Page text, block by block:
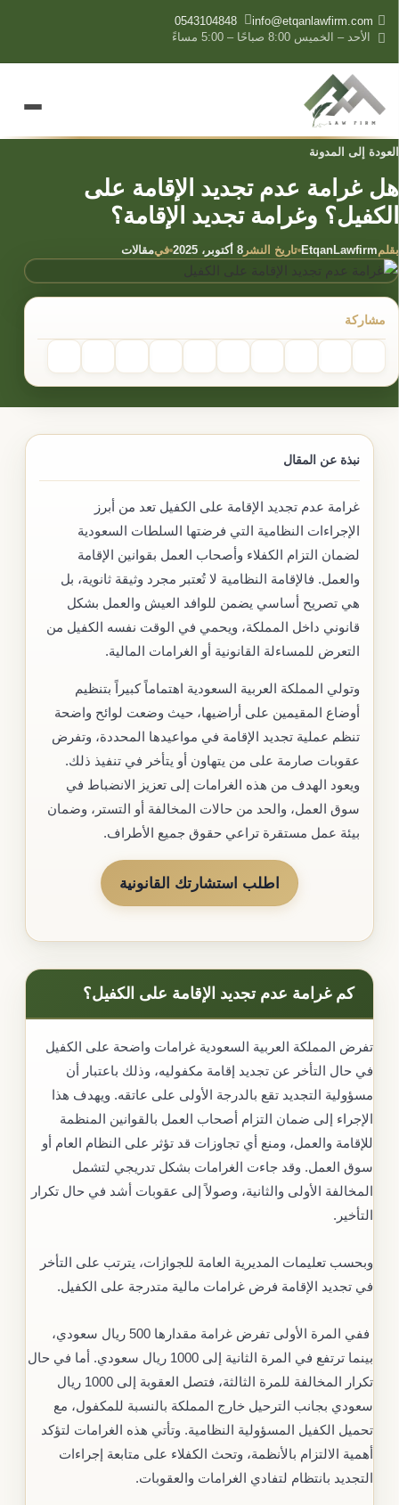
info@etqanlawfirm.com
0543104848
الأحد – الخميس 8:00 صباحًا – 5:00 مساءً
العودة إلى المدونة
هل غرامة عدم تجديد الإقامة على
الكفيل؟ وغرامة تجديد الإقامة؟
بقلمEtqanLawfirm تاريخ النشر 8 أكتوبر، 2025 فيمقالات
مشاركة
نبذة عن المقال
غرامة عدم تجديد الإقامة على الكفيل تعد من أبرز
الإجراءات النظامية التي فرضتها السلطات السعودية
لضمان التزام الكفلاء وأصحاب العمل بقوانين الإقامة
والعمل. فالإقامة النظامية لا تُعتبر مجرد وثيقة ثانوية، بل
هي تصريح أساسي يضمن للوافد العيش والعمل بشكل
قانوني داخل المملكة، ويحمي في الوقت نفسه الكفيل من
التعرض للمساءلة القانونية أو الغرامات المالية.
وتولي المملكة العربية السعودية اهتماماً كبيراً بتنظيم
أوضاع المقيمين على أراضيها، حيث وضعت لوائح واضحة
تنظم عملية تجديد الإقامة في مواعيدها المحددة، وتفرض
عقوبات صارمة على من يتهاون أو يتأخر في تنفيذ ذلك.
ويعود الهدف من هذه الغرامات إلى تعزيز الانضباط في
سوق العمل، والحد من حالات المخالفة أو التستر، وضمان
بيئة عمل مستقرة تراعي حقوق جميع الأطراف.
اطلب استشارتك القانونية
كم غرامة عدم تجديد الإقامة على الكفيل؟
تفرض المملكة العربية السعودية غرامات واضحة على الكفيل
في حال التأخر عن تجديد إقامة مكفوليه، وذلك باعتبار أن
مسؤولية التجديد تقع بالدرجة الأولى على عاتقه. ويهدف هذا
الإجراء إلى ضمان التزام أصحاب العمل بالقوانين المنظمة
للإقامة والعمل، ومنع أي تجاوزات قد تؤثر على النظام العام أو
سوق العمل. وقد جاءت الغرامات بشكل تدريجي لتشمل
المخالفة الأولى والثانية، وصولاً إلى عقوبات أشد في حال تكرار
التأخير.
وبحسب تعليمات المديرية العامة للجوازات، يترتب على التأخر
في تجديد الإقامة فرض غرامات مالية متدرجة على الكفيل.
ففي المرة الأولى تفرض غرامة مقدارها 500 ريال سعودي،
بينما ترتفع في المرة الثانية إلى 1000 ريال سعودي. أما في حال
تكرار المخالفة للمرة الثالثة، فتصل العقوبة إلى 1000 ريال
سعودي بجانب الترحيل خارج المملكة بالنسبة للمكفول، مع
تحميل الكفيل المسؤولية النظامية. وتأتي هذه الغرامات لتؤكد
أهمية الالتزام بالأنظمة، وتحث الكفلاء على متابعة إجراءات
التجديد بانتظام لتفادي الغرامات والعقوبات.